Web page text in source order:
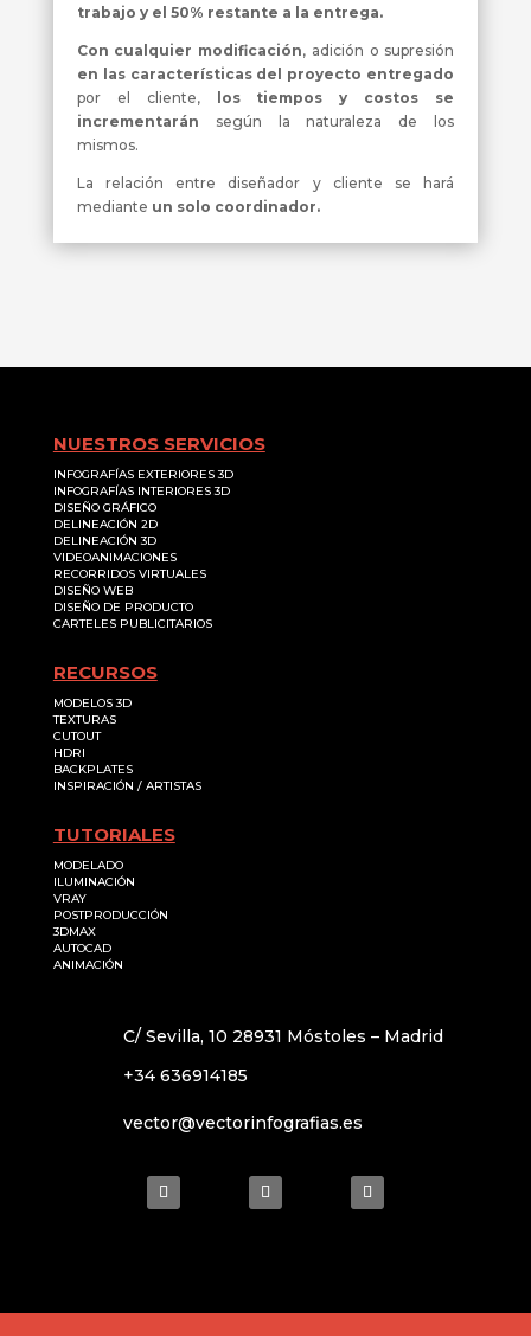
trabajo y el 50% restante a la entrega.
Con cualquier modificación, adición o supresión
en las características del proyecto entregado
por el cliente,
los tiempos y costos se
incrementarán según la naturaleza de los
mismos.
La relación entre diseñador y cliente se hará
mediante un solo coordinador.
NUESTROS SERVICIOS
INFOGRAFÍAS EXTERIORES 3D
INFOGRAFÍAS INTERIORES 3D
DISEÑO GRÁFICO
DELINEACIÓN 2D
DELINEACIÓN 3D
VIDEOANIMACIONES
RECORRIDOS VIRTUALES
DISEÑO WEB
DISEÑO DE PRODUCTO
CARTELES PUBLICITARIOS
RECURSOS
MODELOS 3D
TEXTURAS
CUTOUT
HDRI
BACKPLATES
INSPIRACIÓN / ARTISTAS
TUTORIALES
MODELADO
ILUMINACIÓN
VRAY
POSTPRODUCCIÓN
3DMAX
AUTOCAD
ANIMACIÓN
C/ Sevilla, 10 28931 Móstoles – Madrid
+34 636914185
vector@vectorinfografias.es